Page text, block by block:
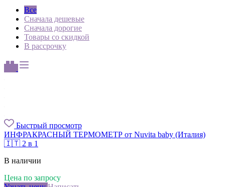
Все
Сначала дешевые
Сначала дорогие
Товары со скидкой
В рассрочку
Быстрый просмотр
ИНФРАКРАСНЫЙ ТЕРМОМЕТР от Nuvita baby (Италия)
🇮🇹 2 в 1
В наличии
Цена по запросу